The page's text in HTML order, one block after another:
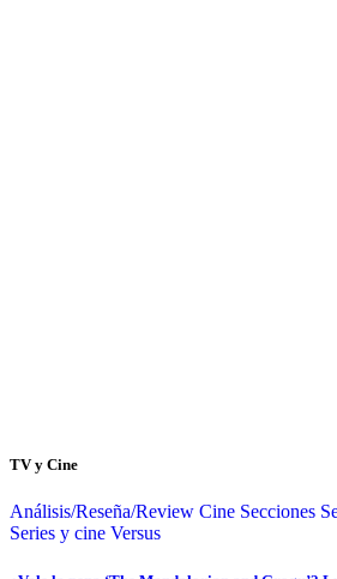
TV y Cine
Análisis/Reseña/Review Cine Secciones
Series y cine Versus